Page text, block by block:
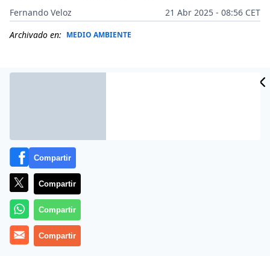
Fernando Veloz
21 Abr 2025 - 08:56 CET
Archivado en: MEDIO AMBIENTE
Hoy, Españadespierta con un ambiente típicamente
primaveral: cielos poco nubosos en buena parte del
Compartir
Compartir
Compartir
Compartir